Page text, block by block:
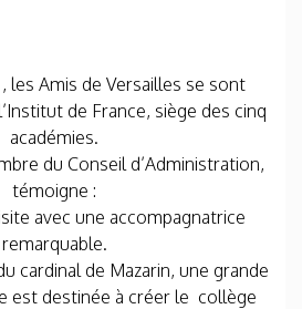
les Amis de Versailles se sont
de France, siège des cinq
académies.
du Conseil d’Administration,
témoigne :
avec une accompagnatrice
remarquable.
cardinal de Mazarin, une grande
est destinée à créer le collège